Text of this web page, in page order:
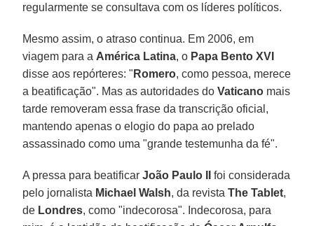
regularmente se consultava com os líderes políticos.
Mesmo assim, o atraso continua. Em 2006, em
viagem para a América Latina, o Papa Bento XVI
disse aos repórteres: " Romero, como pessoa, merece
a beatificação". Mas as autoridades doVaticano mais
tarde removeram essa frase da transcrição oficial,
mantendo apenas o elogio do papa ao prelado
assassinado como uma "grande testemunha da fé".
A pressa para beatificarJoão Paulo II
foi considerada
pelo jornalista Michael Walsh, da revistaThe Tablet,
de Londres, como "indecorosa". Indecorosa, para